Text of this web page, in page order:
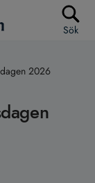
Sök
2026